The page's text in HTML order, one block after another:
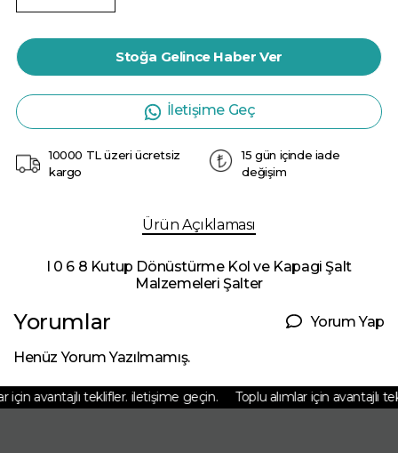
Stoğa Gelince Haber Ver
İletişime Geç
10000 TL üzeri ücretsiz
kargo
15 gün içinde iade
değişim
Ürün Açıklaması
I 0 6 8 Kutup Dönüstürme Kol ve Kapagi Şalt
Malzemeleri Şalter
Yorumlar Yorum Yap
Henüz Yorum Yazılmamış.
için avantajlı teklifler. iletişime geçin. Toplu alımlar için avantajlı